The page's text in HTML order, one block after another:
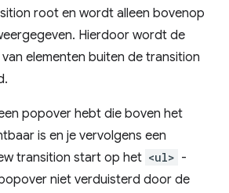
root en wordt alleen bovenop
Hierdoor wordt de
elementen buiten de transition
popover hebt die boven het
is en je vervolgens een
transition start op het <ul> -
niet verduisterd door de